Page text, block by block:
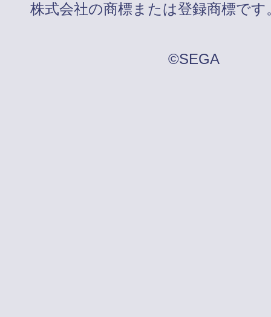
株式会社の商標または登録商標です
©SEGA